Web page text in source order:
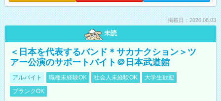
掲載日：2026.08.03
未読
＜日本を代表するバンド＊サカナクション＞ツ
アー公演のサポートバイト＠日本武道館
アルバイト 職種未経験OK 社会人未経験OK
大学生歓迎
ブランクOK